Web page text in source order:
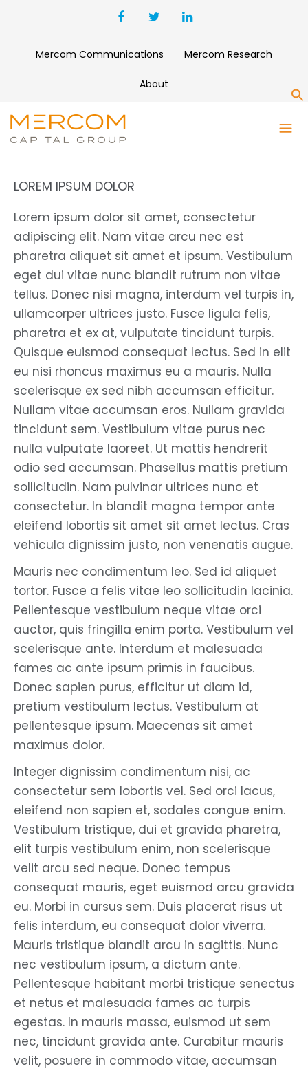
Mercom Communications Mercom Research
About
RIGHT SIDEBAR
LOREM IPSUM DOLOR
Lorem ipsum dolor sit amet, consectetur
adipiscing elit. Nam vitae arcu nec est
pharetra aliquet sit amet et ipsum. Vestibulum
eget dui vitae nunc blandit rutrum non vitae
tellus. Donec nisi magna, interdum vel turpis in,
ullamcorper ultrices justo. Fusce ligula felis,
pharetra et ex at, vulputate tincidunt turpis.
Quisque euismod consequat lectus. Sed in elit
eu nisi rhoncus maximus eu a mauris. Nulla
scelerisque ex sed nibh accumsan efficitur.
Nullam vitae accumsan eros. Nullam gravida
tincidunt sem. Vestibulum vitae purus nec
nulla vulputate laoreet. Ut mattis hendrerit
odio sed accumsan. Phasellus mattis pretium
sollicitudin. Nam pulvinar ultrices nunc et
consectetur. In blandit magna tempor ante
eleifend lobortis sit amet sit amet lectus. Cras
vehicula dignissim justo, non venenatis augue.
Mauris nec condimentum leo. Sed id aliquet
tortor. Fusce a felis vitae leo sollicitudin lacinia.
Pellentesque vestibulum neque vitae orci
auctor, quis fringilla enim porta. Vestibulum vel
scelerisque ante. Interdum et malesuada
fames ac ante ipsum primis in faucibus.
Donec sapien purus, efficitur ut diam id,
pretium vestibulum lectus. Vestibulum at
pellentesque ipsum. Maecenas sit amet
maximus dolor.
Integer dignissim condimentum nisi, ac
consectetur sem lobortis vel. Sed orci lacus,
eleifend non sapien et, sodales congue enim.
Vestibulum tristique, dui et gravida pharetra,
elit turpis vestibulum enim, non scelerisque
velit arcu sed neque. Donec tempus
consequat mauris, eget euismod arcu gravida
eu. Morbi in cursus sem. Duis placerat risus ut
felis interdum, eu consequat dolor viverra.
Mauris tristique blandit arcu in sagittis. Nunc
nec vestibulum ipsum, a dictum ante.
Pellentesque habitant morbi tristique senectus
et netus et malesuada fames ac turpis
egestas. In mauris massa, euismod ut sem
nec, tincidunt gravida ante. Curabitur mauris
velit, posuere in commodo vitae, accumsan